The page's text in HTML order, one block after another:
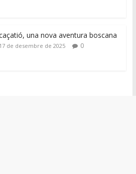
una nova aventura boscana
17 de desembre de 2025 0